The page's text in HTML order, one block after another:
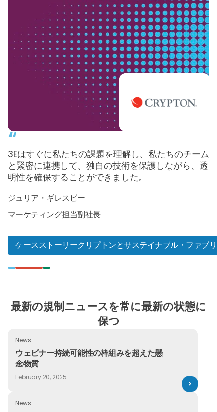
“
私たちは私たちのコンプライアンス・ステータス
と、川下の顧客に伝える情報の正確さの両方につい
て、自信を得ることができました。
きました。
3Eクライアント
EHSSディレクター
ケーススタディ特殊化学品メーカーが3Eでクリーンアッ
最新の規制ニュースを常に最新の状態に
News
ウェビナー持続可能性の枠組みを超えた懸
February 20, 2025
ウェビナー持続可能性の枠組みを超えた懸念物質